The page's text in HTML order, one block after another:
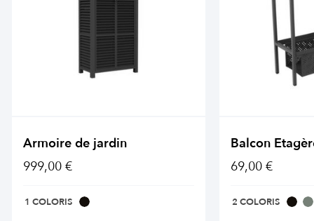
Armoire de jardin
999,00 €
1 COLORIS
Balcon
69,00 €
2 COLORIS